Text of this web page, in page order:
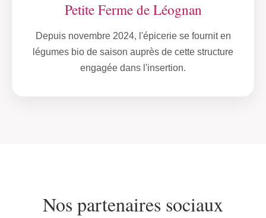
Petite Ferme de Léognan
Depuis novembre 2024, l'épicerie se fournit en
légumes bio de saison auprès de cette structure
engagée dans l'insertion.
Nos partenaires sociaux